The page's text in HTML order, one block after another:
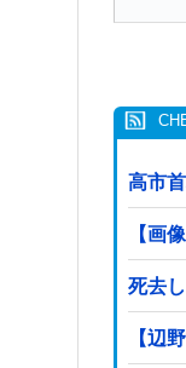
高市
【画
死去
【辺